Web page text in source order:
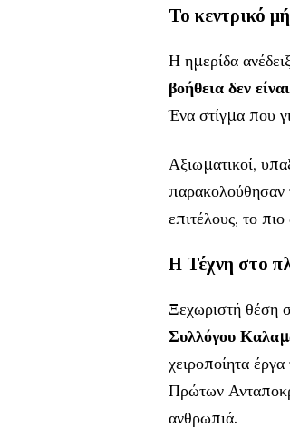
Το κεντρικό
Η ημερίδα
βοήθεια δεν
Ένα στίγμα που
Αξιωματικοί,
παρακολούθησαν
επιτέλους, το
Η Τέχνη στο
Ξεχωριστή θέση
Συλλόγου
χειροποίητα
Πρώτων
ανθρωπιά.